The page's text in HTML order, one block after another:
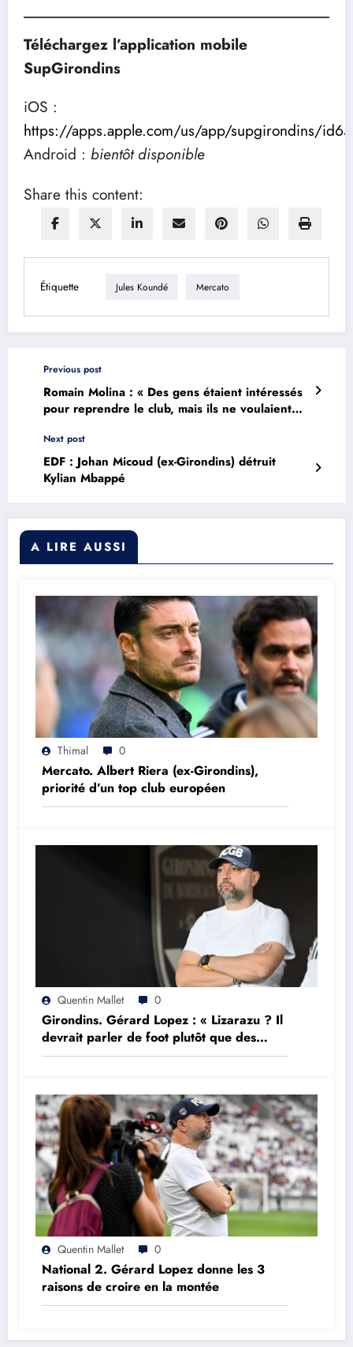
Téléchargez l’application mobile
SupGirondins
iOS :
https://apps.apple.com/us/app/supgirondins/
Android : bientôt disponible
Share this content:
Étiquette Jules Koundé Mercato
Previous post
Romain Molina : « Des gens étaient intéressés
pour reprendre le club, mais ils ne voulaient
Next post
EDF : Johan Micoud (ex-Girondins) détruit
Kylian Mbappé
A LIRE AUSSI
Thimal 0
Mercato. Albert Riera (ex-Girondins),
priorité d’un top club européen
Quentin Mallet 0
Girondins. Gérard Lopez : « Lizarazu ? Il
devrait parler de foot plutôt que des
choses qu’il ne comprend pas »
Quentin Mallet 0
National 2. Gérard Lopez donne les 3
raisons de croire en la montée